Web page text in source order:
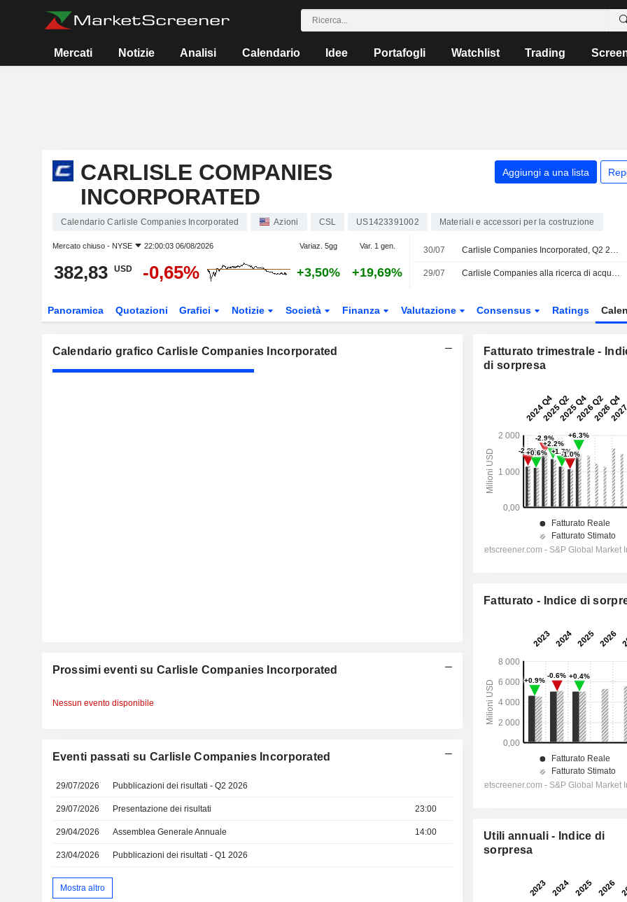
Mercati Notizie Analisi Calendario Idee Portafogli Watchlist Trading
CARLISLE COMPANIES
INCORPORATED
Aggiungi a una lista
Calendario Carlisle Companies Incorporated Azioni CSL US1423391002 Materiali e accessori per la costruzione
Mercato chiuso - NYSE 22:00:03 06/08/2026 Variaz. 5gg Var. 1 gen.
382,83 USD -0,65% +3,50% +19,69%
30/07 Carlisle Companies Incorporated, Q2 2026 Earnings Call, Jul 29, 2026
29/07 Carlisle Companies alla ricerca di acquisizioni
Panoramica Quotazioni Grafici Notizie Società Finanza Valutazione Consensus Ratings
Calendario grafico Carlisle Companies Incorporated
Prossimi eventi su Carlisle Companies Incorporated
Nessun evento disponibile
Eventi passati su Carlisle Companies Incorporated
29/07/2026 Pubblicazioni dei risultati - Q2 2026
29/07/2026 Presentazione dei risultati 23:00
29/04/2026 Assemblea Generale Annuale 14:00
23/04/2026 Pubblicazioni dei risultati - Q1 2026
Mostra altro
Fatturato trimestrale -
di sorpresa
Fatturato - Indice di
Utili annuali - Indice di
sorpresa